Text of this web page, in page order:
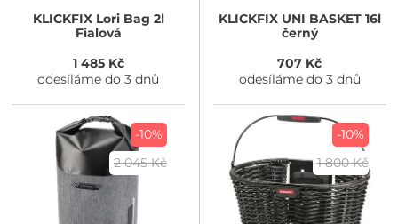
KLICKFIXLori Bag 2l
Fialová
1 485 Kč
odesíláme do 3 dnů
KLICKFIXUNI BASKET 16l
černý
707 Kč
odesíláme do 3 dnů
-10%
2 045 Kč
-10%
1 800 Kč